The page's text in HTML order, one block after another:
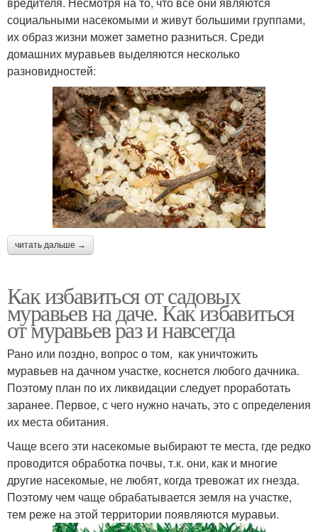
социальными насекомыми и живут большими группами,
их образ жизни может заметно разниться. Среди
домашних муравьев выделяются несколько
разновидностей:
читать дальше →
Как избавиться от садовых
муравьев на даче. Как избавиться
от муравьев раз и навсегда
Рано или поздно, вопрос о том, как уничтожить
муравьев на дачном участке, коснется любого дачника.
Поэтому план по их ликвидации следует проработать
заранее. Первое, с чего нужно начать, это с определения
их места обитания.
Чаще всего эти насекомые выбирают те места, где редко
проводится обработка почвы, т.к. они, как и многие
другие насекомые, не любят, когда тревожат их гнезда.
Поэтому чем чаще обрабатывается земля на участке,
тем реже на этой территории появляются муравьи.